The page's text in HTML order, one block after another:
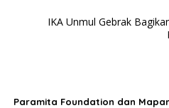
IKA Unmul Gebrak
Paramita Foundation dan